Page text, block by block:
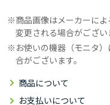
商品画像はメーカーに
変更される場合がござい
お使いの機器（モニタ
合がございます。
商品について
お支払いについて